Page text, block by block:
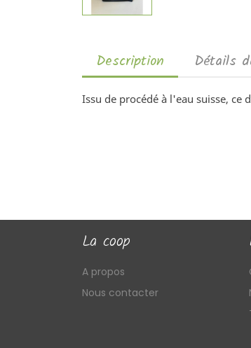
Description Détails
Issu de procédé à l'eau suisse, ce
La coop
A propos
Nous contacter